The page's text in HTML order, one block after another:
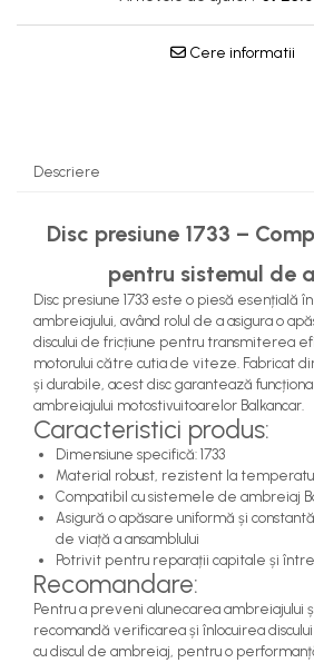
Sistem Hidraulic Motostivuitor
Radiatoare Racire
Ventilatoare Răcire
Cere informatii
Descriere
Disc presiune 1733 –
pentru sistemul de
Disc presiune 1733 este o piesă esențială în
ambreiajului, având rolul de a asigura o
discului de fricțiune pentru transmiterea
motorului către cutia de viteze. Fabricat
și durabile, acest disc garantează
ambreiajului motostivuitoarelor Balkancar.
Caracteristici produs:
Dimensiune specifică: 1733
Material robust, rezistent la
Compatibil cu sistemele de ambreiaj
Asigură o apăsare uniformă și
de viață a ansamblului
Potrivit pentru reparații capitale și
Recomandare:
Pentru a preveni alunecarea ambreiajului
recomandă verificarea și înlocuirea
cu discul de ambreiaj, pentru o